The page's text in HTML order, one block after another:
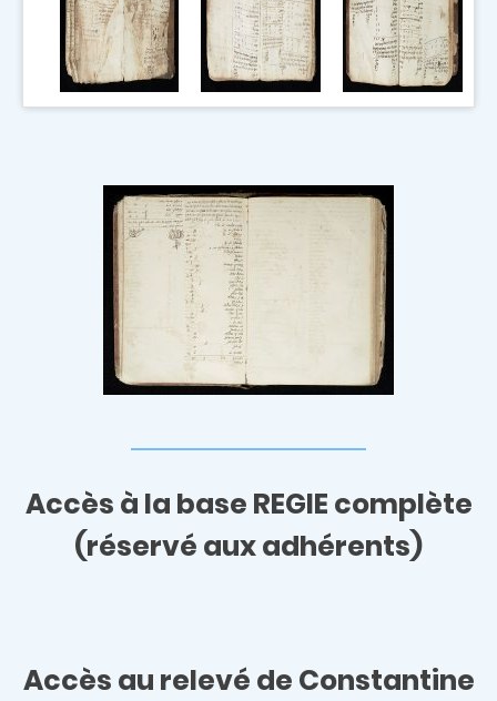
Accès à la base REGIE complète
(réservé aux adhérents)
Accès au relevé de Constantine